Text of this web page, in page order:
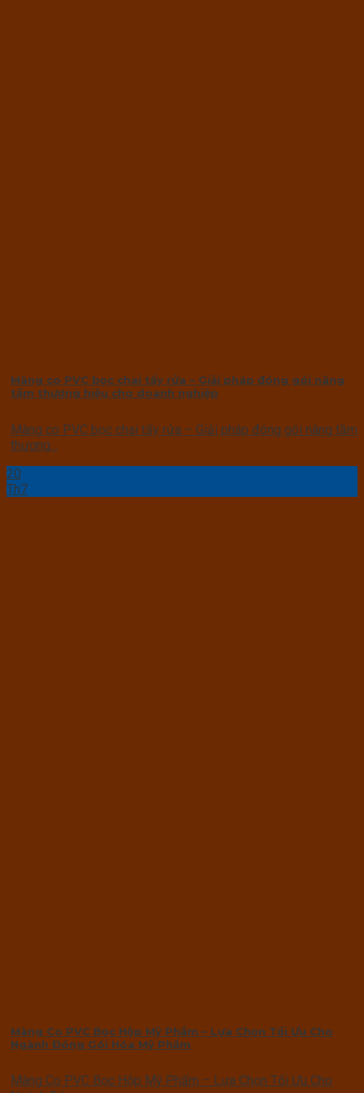
Màng co PVC bọc chai tẩy rửa – Giải pháp đóng gói nâng
tầm thương hiệu cho doanh nghiệp
Màng co PVC bọc chai tẩy rửa – Giải pháp đóng gói nâng tầm
thương...
20
Th7
Màng Co PVC Bọc Hộp Mỹ Phẩm – Lựa Chọn Tối Ưu Cho
Ngành Đóng Gói Hóa Mỹ Phẩm
Màng Co PVC Bọc Hộp Mỹ Phẩm – Lựa Chọn Tối Ưu Cho